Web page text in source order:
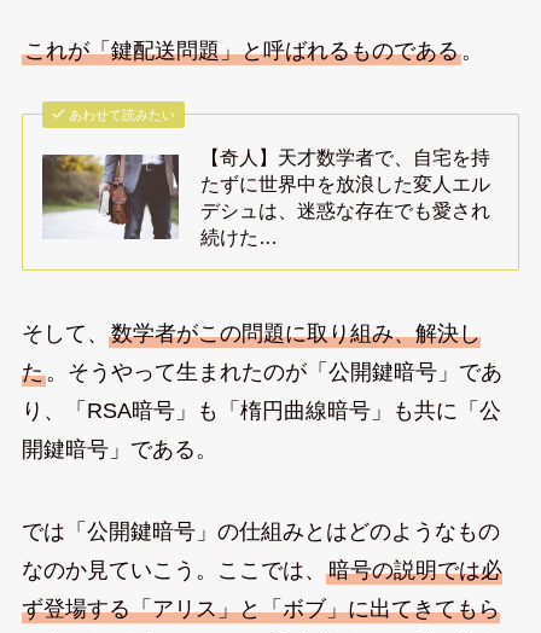
これが「鍵配送問題」と呼ばれるものである。
あわせて読みたい
【奇人】天才数学者で、自宅を持
たずに世界中を放浪した変人エル
デシュは、迷惑な存在でも愛され
続けた…
そして、 数学者がこの問題に取り組み、解決し
た。そうやって生まれたのが「公開鍵暗号」であ
り、「RSA暗号」も「楕円曲線暗号」も共に「公
開鍵暗号」である。
では「公開鍵暗号」の仕組みとはどのようなもの
なのか見ていこう。ここでは、 暗号の説明では必
ず登場する「アリス」と「ボブ」に出てきてもら